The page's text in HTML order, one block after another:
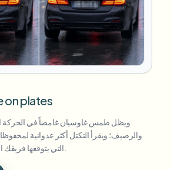
on plates
ويظل طمس غاوسيان غامضاً في الحركة
والرصيف؛ ويقرأ التكتل أكثر عدوانية